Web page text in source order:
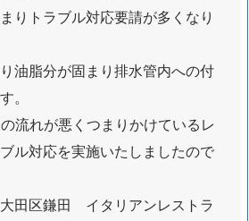
りトラブル対応要請が多くなり
油脂分が固まり排水管内への付
。
流れが悪くつまりかけているレ
ル対応を実施いたしましたので
大田区鎌田 イタリアンレストラ